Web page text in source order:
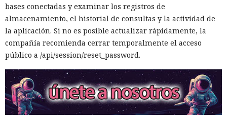
bases conectadas y examinar los registros de
almacenamiento, el historial de consultas y la actividad de
la aplicación. Si no es posible actualizar rápidamente, la
compañía recomienda cerrar temporalmente el acceso
público a /api/session/reset_password.